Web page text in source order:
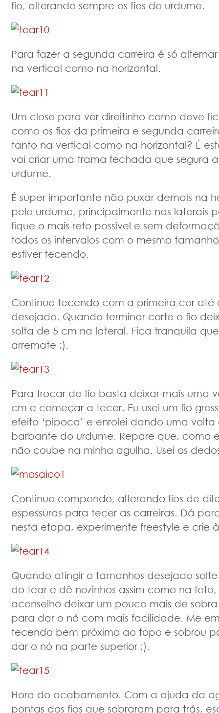
fio, alterando sempre os fios do urdume.
Para fazer a segunda carreira é só
na vertical como na horizontal.
Um close para ver direitinho como deve
como os fios da primeira e segunda
tanto na vertical como na horizontal? É
vai criar uma trama fechada que segura
urdume.
É super importante não puxar demais na
pelo urdume, principalmente nas laterais
fique o mais reto possível e sem
todos os intervalos com o mesmo
estiver tecendo.
Continue tecendo com a primeira cor até
desejado. Quando terminar corte o fio
solta de 5 cm na lateral. Fica tranquila
arremate ;).
Para trocar de fio basta deixar mais uma
cm e começar a tecer. Eu usei um fio
efeito ‘pipoca’ e enrolei dando uma
barbante do urdume. Repare que, como
não coube na minha agulha. Usei os
Continue compondo, alterando fios de
espessuras para tecer as carreiras. Dá
nesta etapa, experimente freestyle e crie
Quando atingir o tamanhos desejado
do tear e dê nozinhos assim como na foto,
aconselho deixar um pouco mais de
para dar o nó com mais facilidade. Me
tecendo bem próximo ao topo e sobrou
dar o nó na parte superior ;).
Hora do acabamento. Com a ajuda da
pontas dos fios que sobraram para trás,